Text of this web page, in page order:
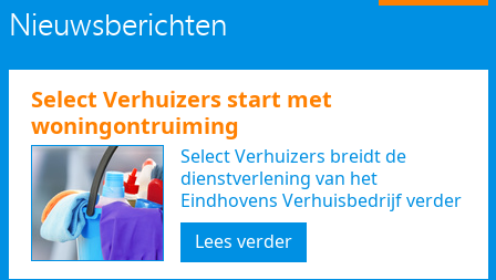
Nieuwsberichten
Select Verhuizers start met
woningontruiming
Select Verhuizers breidt de
dienstverlening van het
Eindhovens Verhuisbedrijf verder
uit
Lees verder